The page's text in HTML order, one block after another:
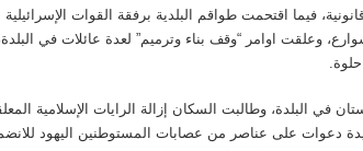
فيما اقتحمت طواقم البلدية برفقة القوات
وعلقت اوامر “وقف بناء وترميم” لعدة عائلات في
في البلدة، وطالبت السكان إزالة الرايات الإسلامية
دعوات على عناصر من عصابات المستوطنين اليهود